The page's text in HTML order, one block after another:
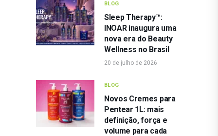
BLOG
Sleep Therapy™:
INOAR inaugura uma
nova era do Beauty
Wellness no Brasil
20 de julho de 2026
BLOG
Novos Cremes para
Pentear 1L: mais
definição, força e
volume para cada